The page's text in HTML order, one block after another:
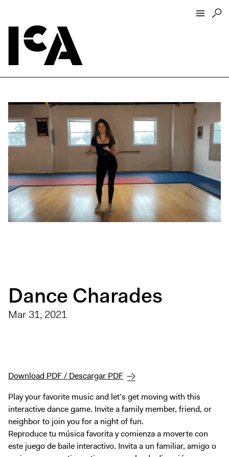
Hours + Admissions
Tickets
Directions + Parking
ICA Wine + Coffee Bar
For Educators
Accessibility
Visitor Guidelines + Policies
Upcoming
Events
Performance
Talks, Tours + Workshops
Art + Artists
Collection
Publications
Dance Charades
Mar 31, 2021
Download PDF / Descargar PDF
Play your favorite music and let’s get moving with this
interactive dance game. Invite a family member, friend, or
neighbor to join you for a night of fun.
Reproduce tu música favorita y comienza a moverte con
este juego de baile interactivo. Invita a un familiar, amigo o